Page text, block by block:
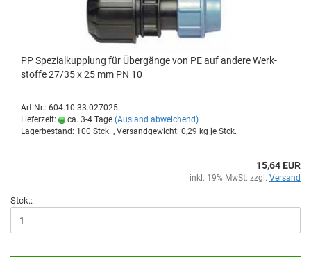
PP Spe­zi­al­kupp­lung für Über­gän­ge von PE auf an­de­re Werk­
stof­fe 27/35 x 25 mm PN 10
Art.Nr.: 604.10.33.027025
Lieferzeit:
ca. 3-4 Tage (Ausland abweichend)
Lagerbestand: 100 Stck. , Versandgewicht: 0,29 kg je Stck.
15,64 EUR
inkl. 19% MwSt. zzgl. Versand
Stck.: